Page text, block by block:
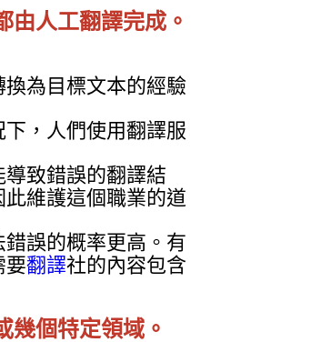
由人工翻譯完成。
為目標文本的經驗
，人們使用翻譯服
致錯誤的翻譯結
維護這個職業的道
誤的概率更高。有
要翻譯社的內容包含
幾個特定領域。